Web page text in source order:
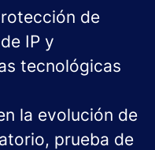
de
IP y
tecnológicas
la evolución de
prueba de